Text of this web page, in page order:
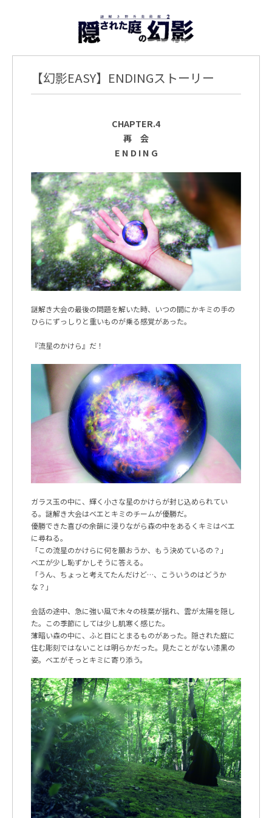
【幻影EASY】ENDINGストーリー
CHAPTER.4
再 会
E N D I N G
謎解き大会の最後の問題を解いた時、いつの間にかキミの手の
ひらにずっしりと重いものが乗る感覚があった。
『流星のかけら』だ！
ガラス玉の中に、輝く小さな星のかけらが封じ込められてい
る。謎解き大会はベエとキミのチームが優勝だ。
優勝できた喜びの余韻に浸りながら森の中をあるくキミはベエ
に尋ねる。
「この流星のかけらに何を願おうか、もう決めているの？」
ベエが少し恥ずかしそうに答える。
「うん、ちょっと考えてたんだけど…、こういうのはどうか
な？」
会話の途中、急に強い風で木々の枝葉が揺れ、雲が太陽を隠し
た。この季節にしては少し肌寒く感じた。
薄暗い森の中に、ふと目にとまるものがあった。隠された庭に
住む彫刻ではないことは明らかだった。見たことがない漆黒の
姿。ベエがそっとキミに寄り添う。